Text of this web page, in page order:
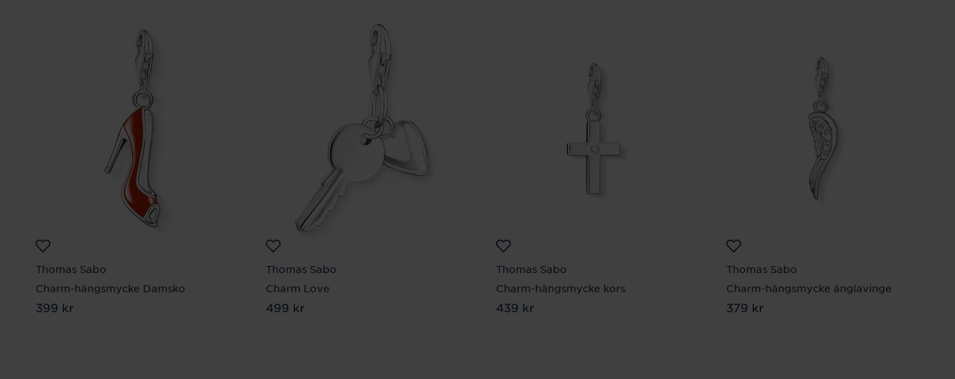
Thomas Sabo
Charm-hängsmycke Damsko
Pris :399 kr
399 kr
Thomas Sabo
Charm Love
Pris:499 kr
499 kr
Thomas Sabo
Charm-hängsmycke kors
Pris :439 kr
439 kr
Thomas Sabo
Charm-hängsmycke änglavinge
Pris :379 kr
379 kr